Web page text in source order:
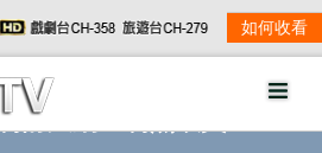
如何收看
劇情大綱